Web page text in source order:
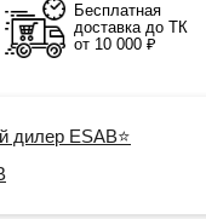
Бесплатная
доставка до ТК
от 10 000 ₽
дилер ESAB⭐